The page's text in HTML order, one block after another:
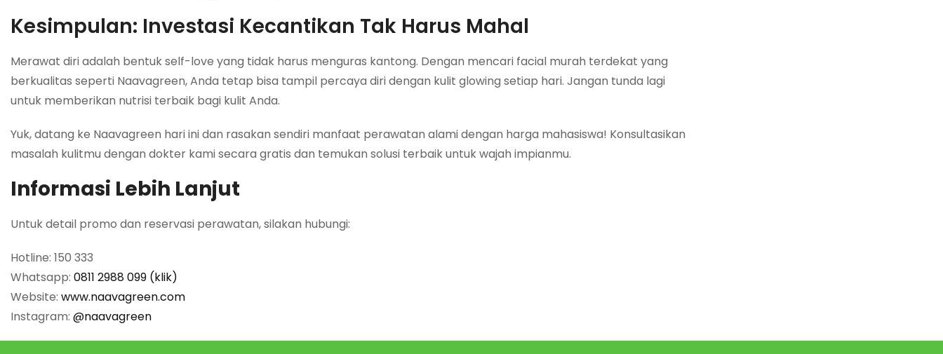
Kesimpulan: Investasi Kecantikan Tak Harus Mahal
Merawat diri adalah bentukself-love yang tidak harus menguras kantong. Dengan mencari facial murah terdekat yang
berkualitas seperti Naavagreen, Anda tetap bisa tampil percaya diri dengan kulit glowing setiap hari. Jangan tunda lagi
untuk memberikan nutrisi terbaik bagi kulit Anda.
Yuk, datang ke Naavagreen hari ini dan rasakan sendiri manfaat perawatan alami dengan harga mahasiswa! Konsultasikan
masalah kulitmu dengan dokter kami secara gratis dan temukan solusi terbaik untuk wajah impianmu.
Informasi Lebih Lanjut
Untuk detail promo dan reservasi perawatan, silakan hubungi:
Hotline: 150 333
Whatsapp: 0811 2988 099 (klik)
Website: www.naavagreen.com
Instagram: @naavagreen